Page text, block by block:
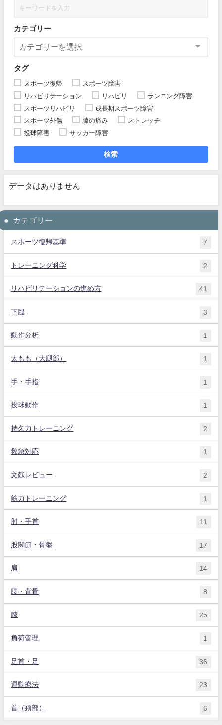
カテゴリー
タグ
スポーツ復帰
スポーツ障害
リハビリテーション
リハビリ
ランニング障害
スポーツリハビリ
成長期スポーツ障害
スポーツ外傷
膝の痛み
ストレッチ
投球障害
サッカー障害
検索
データはありません
カテゴリー
スポーツ復帰基準 7
トレーニング科学 2
リハビリテーションの進め方 41
下腿 3
動作分析 1
太もも（大腿部） 1
手・手指 1
投球動作 1
持久力トレーニング 2
救急対応 1
文献レビュー 2
筋力トレーニング 1
肘・手首 11
股関節・骨盤 17
肩 14
腰・背骨 8
膝 25
負荷管理 1
足首・足 36
運動療法 23
首（頚部） 6